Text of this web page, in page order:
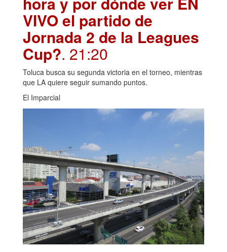
VIVO el partido de
Jornada 2 de la Leagues
Cup?. 21:20
Toluca busca su segunda victoria en el torneo, mientras
que LA quiere seguir sumando puntos.
El Imparcial